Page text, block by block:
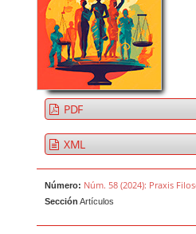
PDF
XML
Número: Núm. 58 (2024): Praxis
Sección Artículos